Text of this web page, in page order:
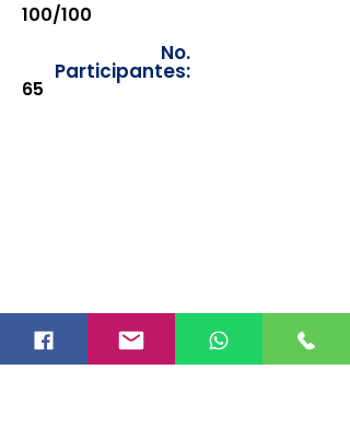
100/100
No.
Participantes:
65
correspondientes del año en
curso. Si requiere consultar una
constancia de años anteriores, le